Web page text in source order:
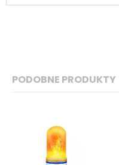
PODOBNE PRODUKTY